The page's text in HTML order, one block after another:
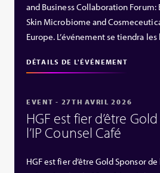
and Business Collaboration Forum:
Skin Microbiome and
Europe. L’événement se tiendra
DÉTAILS DE L'ÉVÉNEMENT
EVENT - 27TH AVRIL 2026
HGF est fier d’être
l’IP Counsel Café
HGF est fier d’être Gold Sponsor de